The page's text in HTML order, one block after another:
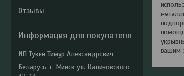
вашим
Отзывы
Информация для покупателя
ИП Тукин Тимур Александрович
Беларусь, г. Минск ул. Калиновского